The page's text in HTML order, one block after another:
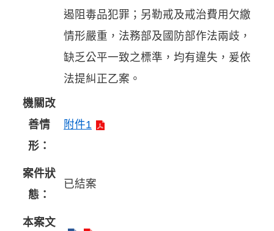
遏阻毒品犯罪；另勒戒及戒治費用欠繳
情形嚴重，法務部及國防部作法兩歧，
缺乏公平一致之標準，均有違失，爰依
法提糾正乙案。
機關改
善情
形：
附件1
案件狀
態：
已結案
本案文